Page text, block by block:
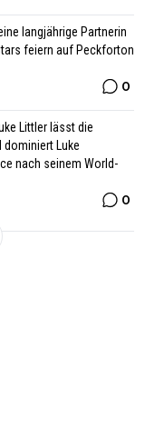
langjährige Partnerin
feiern auf Peckforton
0
Littler lässt die
dominiert Luke
nach seinem World-
0